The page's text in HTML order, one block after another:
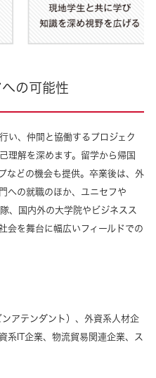
の可能性
い、仲間と協働するプロジェク
理解を深めます。留学から帰国
などの機会も提供。卒業後は、外
への就職のほか、ユニセフや
、国内外の大学院やビジネスス
会を舞台に幅広いフィールドでの
アテンダント）、外資系人材企
系IT企業、物流貿易関連企業、ス